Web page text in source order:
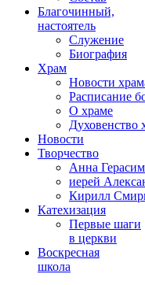
Благочинный,
настоятель
Служение
Биография
Храм
Новости
Расписание
О храме
Духовенство
Новости
Творчество
Анна
иерей
Кирилл
Катехизация
Первые шаги
в церкви
Воскресная
школа